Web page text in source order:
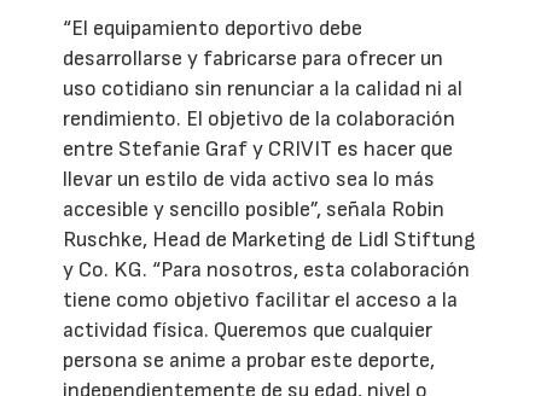
“El equipamiento deportivo debe
desarrollarse y fabricarse para ofrecer un
uso cotidiano sin renunciar a la calidad ni al
rendimiento. El objetivo de la colaboración
entre Stefanie Graf y CRIVIT es hacer que
llevar un estilo de vida activo sea lo más
accesible y sencillo posible”, señala Robin
Ruschke, Head de Marketing de Lidl Stiftung
y Co. KG. “Para nosotros, esta colaboración
tiene como objetivo facilitar el acceso a la
actividad física. Queremos que cualquier
persona se anime a probar este deporte,
independientemente de su edad, nivel o